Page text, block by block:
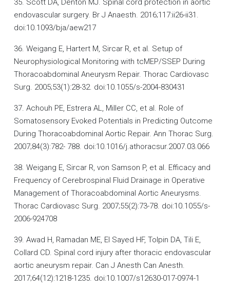
35. Scott DA, Denton MJ. Spinal cord protection in aortic
endovascular surgery. Br J Anaesth. 2016;117:ii26-ii31.
doi:10.1093/bja/aew217
36. Weigang E, Hartert M, Sircar R, et al. Setup of
Neurophysiological Monitoring with tcMEP/SSEP During
Thoracoabdominal Aneurysm Repair. Thorac Cardiovasc
Surg. 2005;53(1):28-32. doi:10.1055/s-2004-830431
37. Achouh PE, Estrera AL, Miller CC, et al. Role of
Somatosensory Evoked Potentials in Predicting Outcome
During Thoracoabdominal Aortic Repair. Ann Thorac Surg.
2007;84(3):782- 788. doi:10.1016/j.athoracsur.2007.03.066
38. Weigang E, Sircar R, von Samson P, et al. Efficacy and
Frequency of Cerebrospinal Fluid Drainage in Operative
Management of Thoracoabdominal Aortic Aneurysms.
Thorac Cardiovasc Surg. 2007;55(2):73-78. doi:10.1055/s-
2006-924708
39. Awad H, Ramadan ME, El Sayed HF, Tolpin DA, Tili E,
Collard CD. Spinal cord injury after thoracic endovascular
aortic aneurysm repair. Can J Anesth Can Anesth.
2017;64(12):1218-1235. doi:10.1007/s12630-017-0974-1